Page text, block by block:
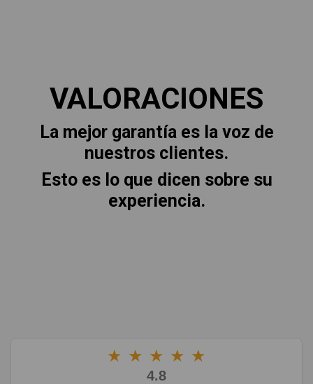
VALORACIONES
La mejor garantía es la voz de
nuestros clientes.
Esto es lo que dicen sobre su
experiencia.
★ ★ ★ ★ ★
4.8